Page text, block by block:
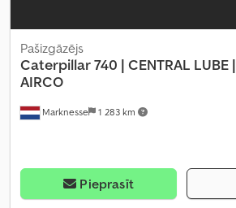
Marknesse 1 283 km
Pašizgāzējs
Caterpillar740 | CENTRAL LUBE |
AIRCO
Pieprasīt